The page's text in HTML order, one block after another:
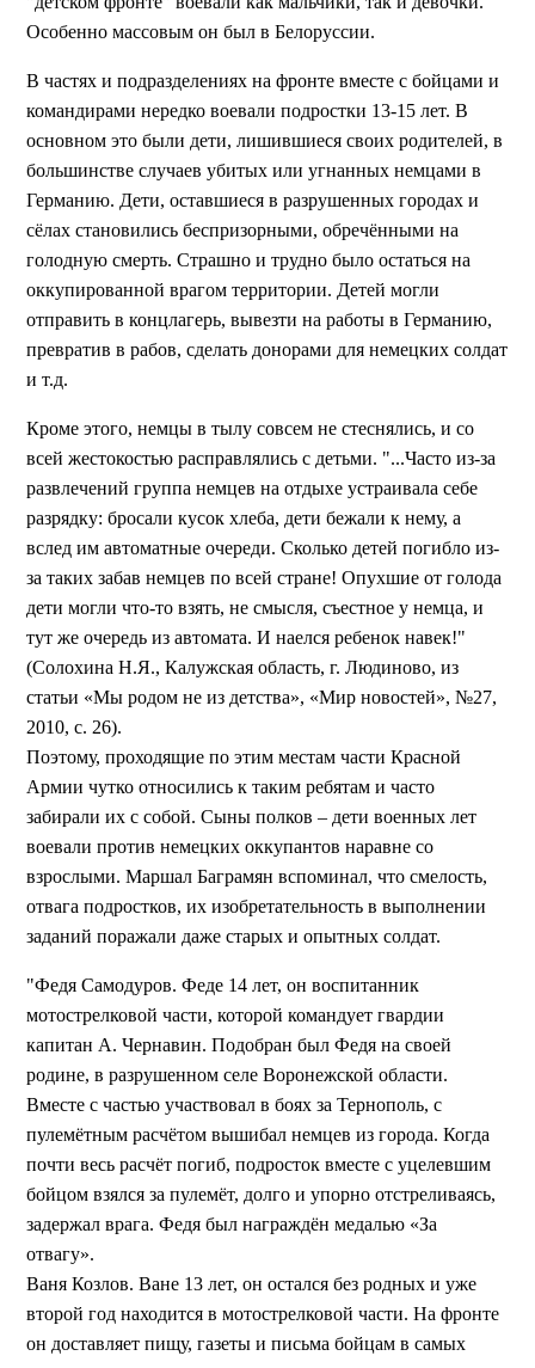
Особенно массовым он был в Белоруссии.
В частях и подразделениях на фронте вместе с бойцами и
командирами нередко воевали подростки 13-15 лет. В
основном это были дети, лишившиеся своих родителей, в
большинстве случаев убитых или угнанных немцами в
Германию. Дети, оставшиеся в разрушенных городах и
сёлах становились беспризорными, обречёнными на
голодную смерть. Страшно и трудно было остаться на
оккупированной врагом территории. Детей могли
отправить в концлагерь, вывезти на работы в Германию,
превратив в рабов, сделать донорами для немецких солдат
и т.д.
Кроме этого, немцы в тылу совсем не стеснялись, и со
всей жестокостью расправлялись с детьми. "...Часто из-за
развлечений группа немцев на отдыхе устраивала себе
разрядку: бросали кусок хлеба, дети бежали к нему, а
вслед им автоматные очереди. Сколько детей погибло из-
за таких забав немцев по всей стране! Опухшие от голода
дети могли что-то взять, не смысля, съестное у немца, и
тут же очередь из автомата. И наелся ребенок навек!"
(Солохина Н.Я., Калужская область, г. Людиново, из
статьи «Мы родом не из детства», «Мир новостей», №27,
2010, с. 26).
Поэтому, проходящие по этим местам части Красной
Армии чутко относились к таким ребятам и часто
забирали их с собой. Сыны полков – дети военных лет
воевали против немецких оккупантов наравне со
взрослыми. Маршал Баграмян вспоминал, что смелость,
отвага подростков, их изобретательность в выполнении
заданий поражали даже старых и опытных солдат.
"Федя Самодуров. Феде 14 лет, он воспитанник
мотострелковой части, которой командует гвардии
капитан А. Чернавин. Подобран был Федя на своей
родине, в разрушенном селе Воронежской области.
Вместе с частью участвовал в боях за Тернополь, с
пулемётным расчётом вышибал немцев из города. Когда
почти весь расчёт погиб, подросток вместе с уцелевшим
бойцом взялся за пулемёт, долго и упорно отстреливаясь,
задержал врага. Федя был награждён медалью «За
отвагу».
Ваня Козлов. Ване 13 лет, он остался без родных и уже
второй год находится в мотострелковой части. На фронте
он доставляет пищу, газеты и письма бойцам в самых